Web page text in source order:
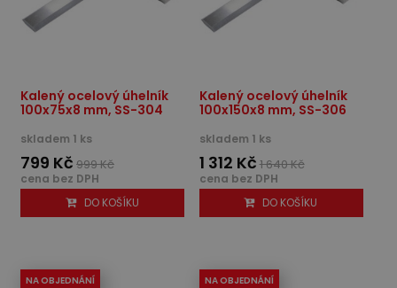
Kalený ocelový úhelník
100x75x8 mm, SS-304
skladem 1 ks
799 Kč 999 Kč
cena bez DPH
DO KOŠÍKU
Kalený ocelový úhelník
100x150x8 mm, SS-306
skladem 1 ks
1 312 Kč 1 640 Kč
cena bez DPH
DO KOŠÍKU
NA OBJEDNÁNÍ NA OBJEDNÁNÍ